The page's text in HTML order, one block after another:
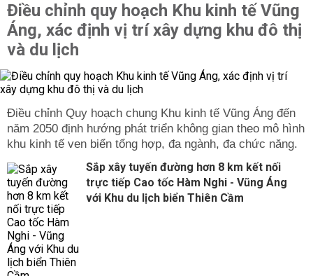
Điều chỉnh quy hoạch Khu kinh tế Vũng
Áng, xác định vị trí xây dựng khu đô thị
và du lịch
Điều chỉnh Quy hoạch chung Khu kinh tế Vũng Áng đến
năm 2050 định hướng phát triển không gian theo mô hình
khu kinh tế ven biển tổng hợp, đa ngành, đa chức năng.
Sắp xây tuyến đường hơn 8 km kết nối
trực tiếp Cao tốc Hàm Nghi - Vũng Áng
với Khu du lịch biển Thiên Cầm